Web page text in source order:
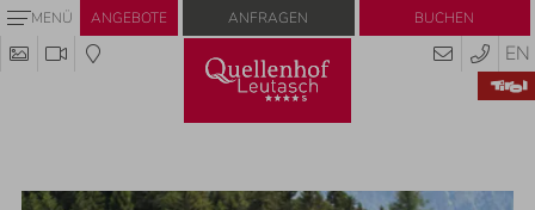
MENÜ ANGEBOTE Buchen
Anfragen
EN